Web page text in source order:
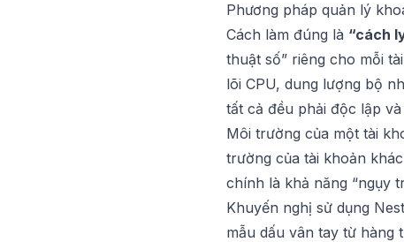
Phương pháp quản lý
Cách làm đúng là “cách
thuật số” riêng cho mỗi
lõi CPU, dung lượng bộ
tất cả đều phải độc lập
Môi trường của một tài
trường của tài khoản
chính là khả năng “ngụy
Khuyến nghị sử dụng
mẫu dấu vân tay từ